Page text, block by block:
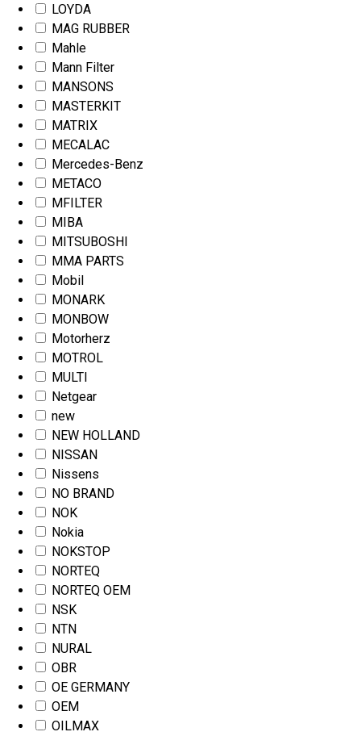
LOYDA
MAG RUBBER
Mahle
Mann Filter
MANSONS
MASTERKIT
MATRIX
MECALAC
Mercedes-Benz
METACO
MFILTER
MIBA
MITSUBOSHI
MMA PARTS
Mobil
MONARK
MONBOW
Motorherz
MOTROL
MULTI
Netgear
new
NEW HOLLAND
NISSAN
Nissens
NO BRAND
NOK
Nokia
NOKSTOP
NORTEQ
NORTEQ OEM
NSK
NTN
NURAL
OBR
OE GERMANY
OEM
OILMAX